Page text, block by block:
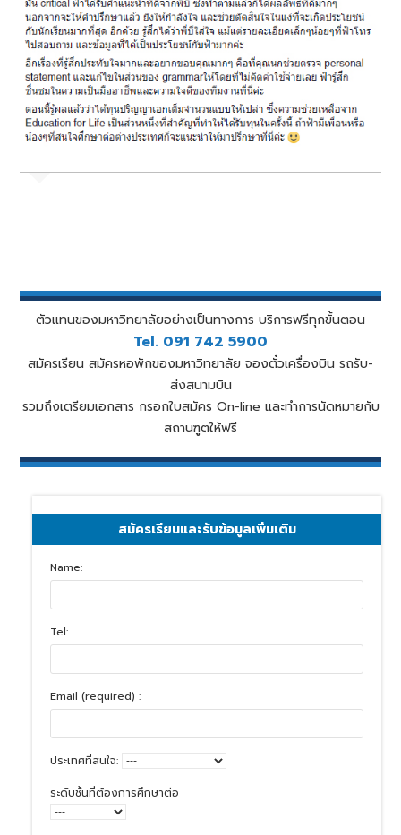
ตัวแทนของมหาวิทยาลัยอย่างเป็นทางการ บริการฟรีทุกขั้นตอน
Tel. 091 742 5900
สมัครเรียน สมัครหอพักของมหาวิทยาลัย จองตั๋วเครื่องบิน รถรับ-
ส่งสนามบิน
รวมถึงเตรียมเอกสาร กรอกใบสมัคร On-line และทำการนัดหมายกับ
สถานฑูตให้ฟรี
สมัครเรียนและรับข้อมูลเพิ่มเติม
Name:
Tel:
Email (required) :
ประเทศที่สนใจ:
ระดับชั้นที่ต้องการศึกษาต่อ